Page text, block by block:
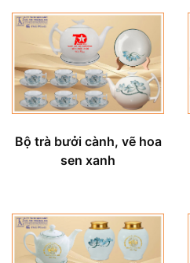
Bộ trà bưởi cành, vẽ hoa
sen xanh